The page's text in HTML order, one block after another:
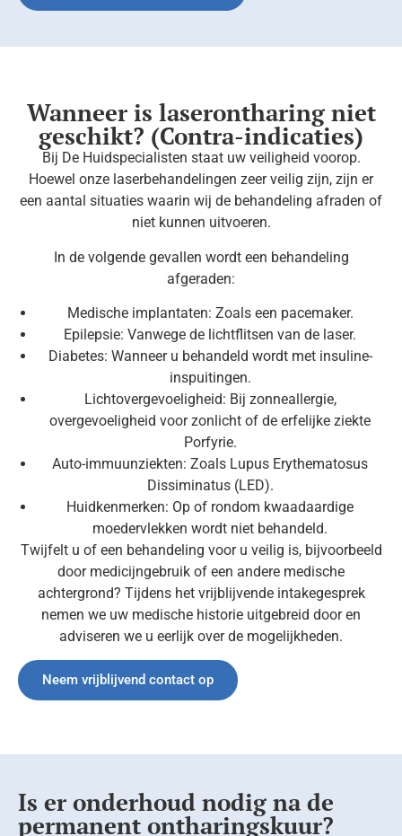
Wanneer is laserontharing niet
geschikt? (Contra-indicaties)
Bij De Huidspecialisten staat uw veiligheid voorop.
Hoewel onze laserbehandelingen zeer veilig zijn, zijn er
een aantal situaties waarin wij de behandeling afraden of
niet kunnen uitvoeren.
In de volgende gevallen wordt een behandeling
afgeraden:
Medische implantaten: Zoals een pacemaker.
Epilepsie: Vanwege de lichtflitsen van de laser.
Diabetes: Wanneer u behandeld wordt met insuline-
inspuitingen.
Lichtovergevoeligheid: Bij zonneallergie,
overgevoeligheid voor zonlicht of de erfelijke ziekte
Porfyrie.
Auto-immuunziekten: Zoals Lupus Erythematosus
Dissiminatus (LED).
Huidkenmerken: Op of rondom kwaadaardige
moedervlekken wordt niet behandeld.
Twijfelt u of een behandeling voor u veilig is, bijvoorbeeld
door medicijngebruik of een andere medische
achtergrond? Tijdens het vrijblijvende intakegesprek
nemen we uw medische historie uitgebreid door en
adviseren we u eerlijk over de mogelijkheden.
Neem vrijblijvend contact op
Is er onderhoud nodig na de
permanent ontharingskuur?